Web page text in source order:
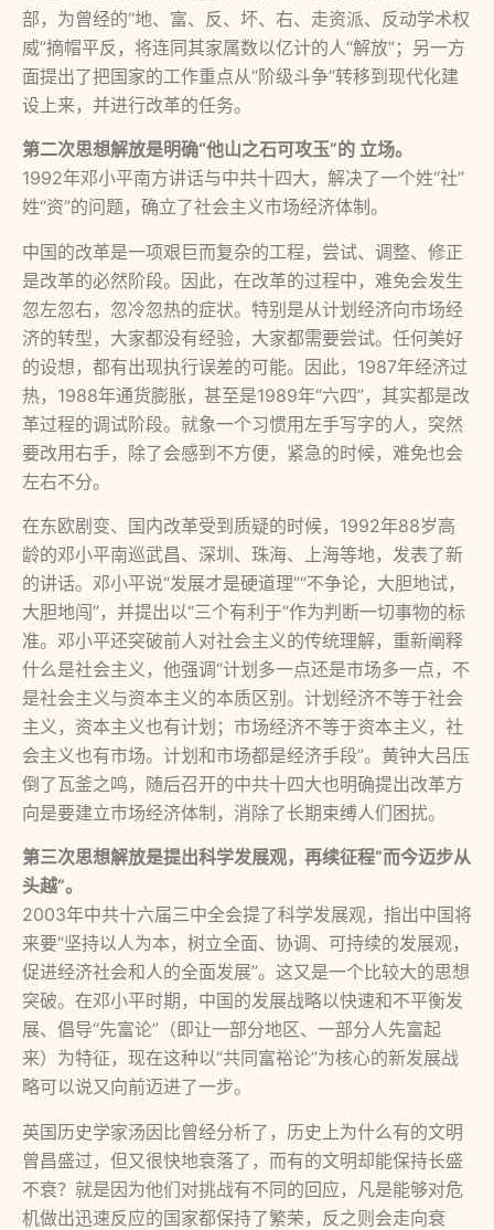
部，为曾经的“地、富、反、坏、右、走资派、反动学术权
威”摘帽平反，将连同其家属数以亿计的人“解放”；另一方
面提出了把国家的工作重点从“阶级斗争”转移到现代化建
设上来，并进行改革的任务。
第二次思想解放是明确“他山之石可攻玉”的 立场。
1992年邓小平南方讲话与中共十四大，解决了一个姓“社”
姓“资”的问题，确立了社会主义市场经济体制。
中国的改革是一项艰巨而复杂的工程，尝试、调整、修正
是改革的必然阶段。因此，在改革的过程中，难免会发生
忽左忽右，忽冷忽热的症状。特别是从计划经济向市场经
济的转型，大家都没有经验，大家都需要尝试。任何美好
的设想，都有出现执行误差的可能。因此，1987年经济过
热，1988年通货膨胀，甚至是1989年“六四”，其实都是改
革过程的调试阶段。就象一个习惯用左手写字的人，突然
要改用右手，除了会感到不方便，紧急的时候，难免也会
左右不分。
在东欧剧变、国内改革受到质疑的时候，1992年88岁高
龄的邓小平南巡武昌、深圳、珠海、上海等地，发表了新
的讲话。邓小平说“发展才是硬道理”“不争论，大胆地试，
大胆地闯”，并提出以“三个有利于”作为判断一切事物的标
准。邓小平还突破前人对社会主义的传统理解，重新阐释
什么是社会主义，他强调“计划多一点还是市场多一点，不
是社会主义与资本主义的本质区别。计划经济不等于社会
主义，资本主义也有计划；市场经济不等于资本主义，社
会主义也有市场。计划和市场都是经济手段”。黄钟大吕压
倒了瓦釜之鸣，随后召开的中共十四大也明确提出改革方
向是要建立市场经济体制，消除了长期束缚人们困扰。
第三次思想解放是提出科学发展观，再续征程“而今迈步从
头越”。
2003年中共十六届三中全会提了科学发展观，指出中国将
来要“坚持以人为本，树立全面、协调、可持续的发展观，
促进经济社会和人的全面发展”。这又是一个比较大的思想
突破。在邓小平时期，中国的发展战略以快速和不平衡发
展、倡导“先富论”（即让一部分地区、一部分人先富起
来）为特征，现在这种以“共同富裕论”为核心的新发展战
略可以说又向前迈进了一步。
英国历史学家汤因比曾经分析了，历史上为什么有的文明
曾昌盛过，但又很快地衰落了，而有的文明却能保持长盛
不衰？就是因为他们对挑战有不同的回应，凡是能够对危
机做出迅速反应的国家都保持了繁荣，反之则会走向衰